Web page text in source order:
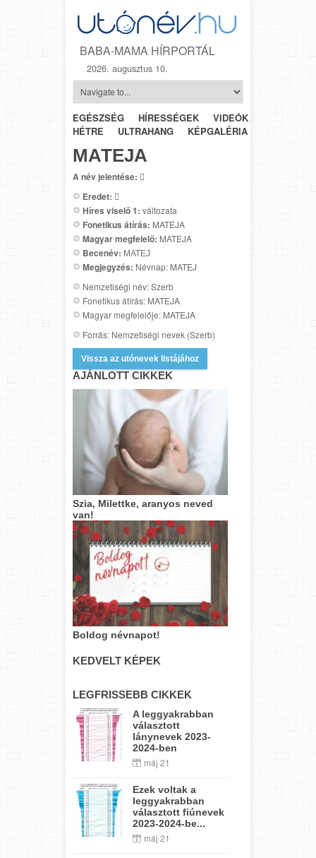
BABA-MAMA HÍRPORTÁL
2026. augusztus 10.
EGÉSZSÉG HÍRESSÉGEK VIDEÓK
HÉTRŐL-
HÉTRE
ULTRAHANG KÉPGALÉRIA
МАТЕЈА
A név jelentése: 
Eredet: 
Híres viselő 1: változata
Fonetikus átírás: MATEJA
Magyar megfelelő: MATEJA
Becenév: МАТЕЈ
Megjegyzés: Névnap: MATEJ
Nemzetiségi név: Szerb
Fonetikus átírás: MATEJA
Magyar megfelelője: MATEJA
Forrás: Nemzetiségi nevek (Szerb)
Vissza az utónevek listájához
AJÁNLOTT CIKKEK
Szia, Milettke, aranyos neved
van!
Boldog névnapot!
KEDVELT KÉPEK
LEGFRISSEBB CIKKEK
A leggyakrabban
választott
lánynevek 2023-
2024-ben
máj 21
Ezek voltak a
leggyakrabban
választott fiúnevek
2023-2024-be...
máj 21